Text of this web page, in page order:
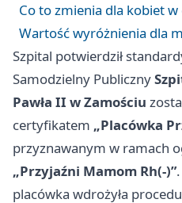
Co to zmienia dla kobiet
Wartość wyróżnienia dla
Szpital potwierdził
Samodzielny Publiczny
Pawła II w Zamościu
certyfikatem „Placówka
przyznawanym w ramach
„Przyjaźni Mamom Rh(-)”
placówka wdrożyła